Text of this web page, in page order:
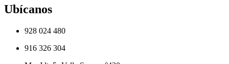
Ubícanos
928 024 480
916 326 304